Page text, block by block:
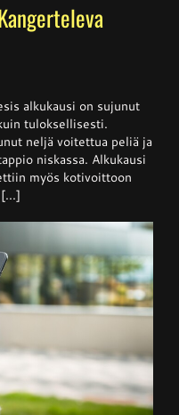
alkukausi on sujunut
tuloksellisesti.
neljä voitettua peliä ja
niskassa. Alkukausi
myös kotivoittoon